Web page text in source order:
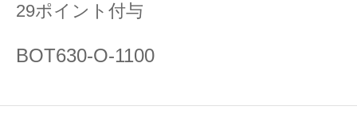
29ポイント付与
BOT630-O-1100